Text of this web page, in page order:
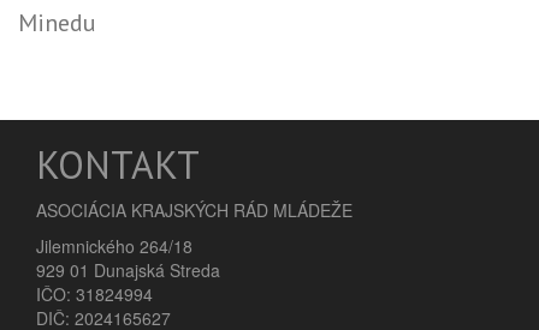
Minedu
KONTAKT
ASOCIÁCIA KRAJSKÝCH RÁD MLÁDEŽE
Jilemnického 264/18
929 01 Dunajská Streda
IČO: 31824994
DIČ: 2024165627